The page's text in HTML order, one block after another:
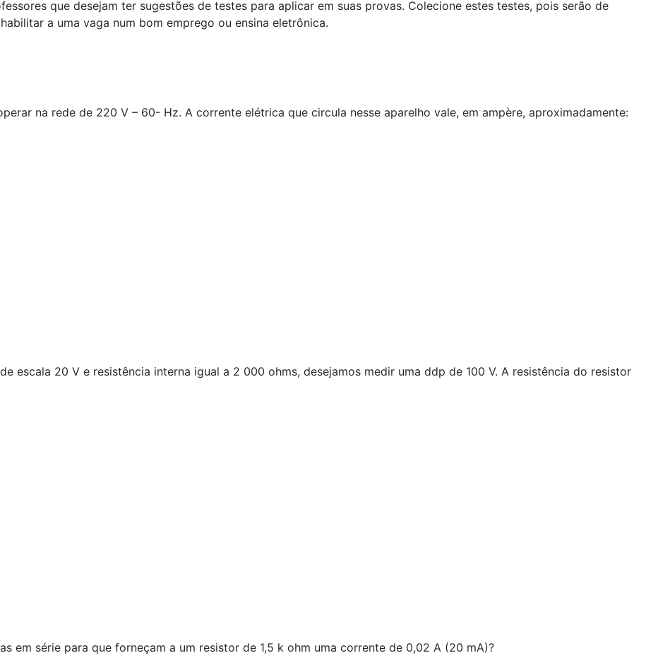
que desejam ter sugestões de testes para aplicar em suas provas. Colecione estes testes, pois serão de
a uma vaga num bom emprego ou ensina eletrônica.
na rede de 220 V – 60- Hz. A corrente elétrica que circula nesse aparelho vale, em ampère, aproximadamente:
escala 20 V e resistência interna igual a 2 000 ohms, desejamos medir uma ddp de 100 V. A resistência do resistor
em série para que forneçam a um resistor de 1,5 k ohm uma corrente de 0,02 A (20 mA)?